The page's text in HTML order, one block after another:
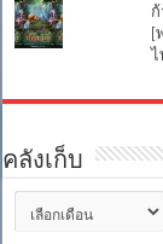
[
คลังเก็บ
เก็บ